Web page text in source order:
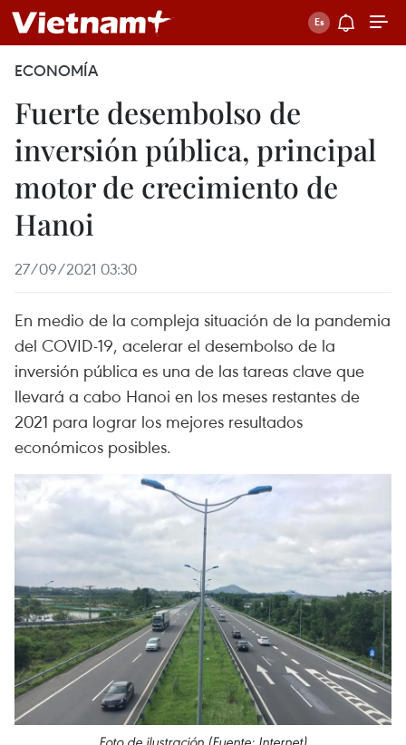
ECONOMÍA
Fuerte desembolso de
inversión pública, principal
motor de crecimiento de
Hanoi
27/09/2021 03:30
En medio de la compleja situación de la pandemia
del COVID-19, acelerar el desembolso de la
inversión pública es una de las tareas clave que
llevará a cabo Hanoi en los meses restantes de
2021 para lograr los mejores resultados
económicos posibles.